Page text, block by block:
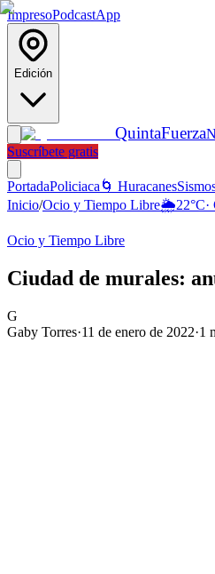
ImpresoPodcastApp
Edición
QuintaFuerza
Suscríbete gratis
PortadaPoliciaca 🌀 Huracanes
Inicio/Ocio y Tiempo Libre🌦️22°C·
Ocio y Tiempo Libre
Ciudad de murales:
G
Gaby Torres·11 de enero de 2022·1